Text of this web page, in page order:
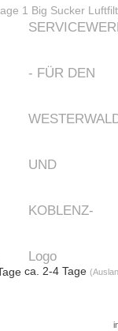
ca. 2-4 Tage